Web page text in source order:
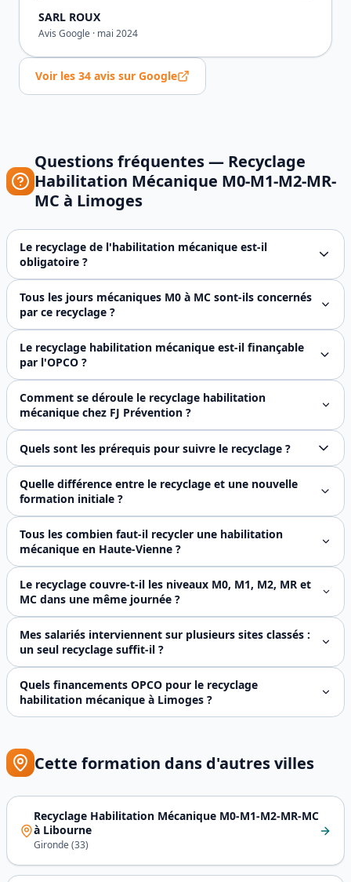
SARL ROUX
Avis Google · mai 2024
Voir les 34 avis sur Google
Questions fréquentes — Recyclage
Habilitation Mécanique M0-M1-M2-MR-
MC à Limoges
Le recyclage de l'habilitation mécanique est-il
obligatoire ?
Il n'existe pas de texte réglementaire dédié à
Tous les jours mécaniques M0 à MC sont-ils concernés
par ce recyclage ?
Oui. Ce recyclage s'adresse à l'ensemble des niveaux
Le recyclage habilitation mécanique est-il finançable
par l'OPCO ?
Oui, FJ Prévention est certifié Qualiopi. Le recyclage
Comment se déroule le recyclage habilitation
mécanique chez FJ Prévention ?
Le recyclage se déroule sur 1 journée de 7 heures, en
Quels sont les prérequis pour suivre le recyclage ?
Il faut être déjà titulaire d'un avis d'habilitation
Quelle différence entre le recyclage et une nouvelle
formation initiale ?
La formation initiale construit les compétences de
Tous les combien faut-il recycler une habilitation
mécanique en Haute-Vienne ?
Aucun texte réglementaire ne fixe de durée de validité à
Le recyclage couvre-t-il les niveaux M0, M1, M2, MR et
MC dans une même journée ?
Oui. La journée réactualise d'abord le socle commun de
Mes salariés interviennent sur plusieurs sites classés :
un seul recyclage suffit-il ?
Oui. L'habilitation mécanique est une reconnaissance
Quels financements OPCO pour le recyclage
habilitation mécanique à Limoges ?
Cette formation dans d'autres villes
Recyclage Habilitation Mécanique M0-M1-M2-MR-MC
à Libourne
Gironde(33)